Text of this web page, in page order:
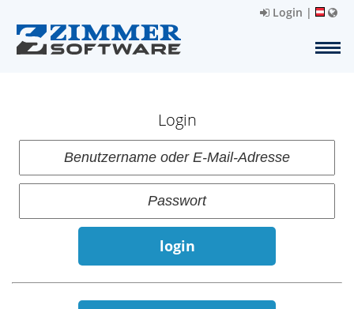
Login |
Login
login